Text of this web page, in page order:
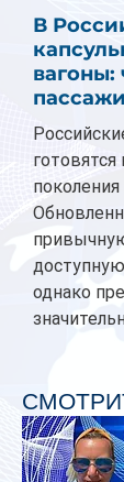
В
вагоны:
готовятся
однако
Одним из
станут
каждого